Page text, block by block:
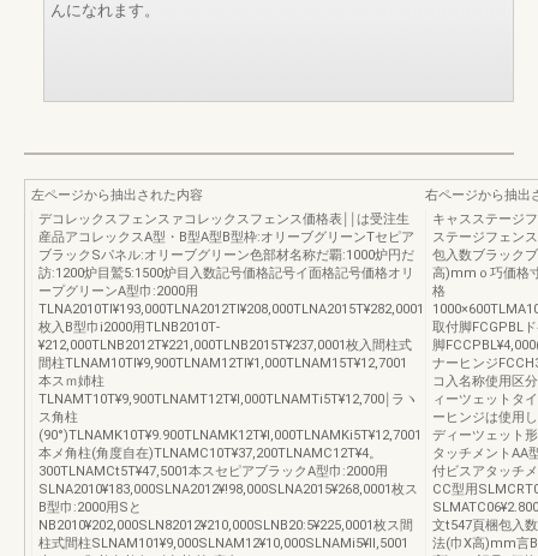
んになれます。
左ページから抽出された内容
デコレックスフェンスァコレックスフェンス価格表￨￨は受注生
産品アコレックスA型・B型A型B型枠:オリーブグリーンTセピア
ブラックSパネル:オリーブグリーン色部材名称だ覇:1000炉円だ
訪:1200炉目鷲5:1500炉目入数記号価格記号イ面格記号価格オリ
ープグリーンA型巾:2000用
TLNA2010TI¥193,000TLNA2012TI¥208,000TLNA2015T¥282,0001
枚入B型巾i2000用TLNB2010T‐
¥212,000TLNB2012T¥221,000TLNB2015T¥237,0001枚入間柱式
間柱TLNAM10TI¥9,900TLNAM12TI¥1,000TLNAM15T¥12,7001
本スｍ姉柱
TLNAMT10T¥9,900TLNAMT12T¥l,000TLNAMTi5T¥12,700￨ラヽ
ス角柱
(90°)TLNAMK10T¥9.900TLNAMK12T¥l,000TLNAMKi5T¥12,7001
本メ角柱(角度自在)TLNAMC10T¥37,200TLNAMC12T¥4。
300TLNAMCt5T¥47,5001本スセピアブラックA型巾:2000用
SLNA2010¥183,000SLNA2012¥!98,000SLNA2015¥268,0001枚ス
B型巾:2000用Sと
NB2010¥202,000SLN82012¥210,000SLNB20:5¥225,0001枚ス間
柱式間柱SLNAM101¥9,000SLNAM12¥10,000SLNAMi5¥ll,5001
右ページから抽出
キャスステージ
ステージフェン
包入数ブラック
高)mmｏ巧価格
格
取付脚FCGPBL
脚
ナーヒンジ
コ入名称使用区
ィーツェットタ
ーヒンジは使用
ディーツェット
タッチメントAA
付ビスアタッチ
CC型用
文t547頁梱包入
法(巾X高)mm言